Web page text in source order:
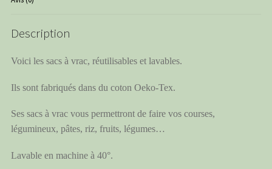
Description
Voici les sacs à vrac, réutilisables et lavables.
Ils sont fabriqués dans du coton Oeko-Tex.
Ses sacs à vrac vous permettront de faire vos courses,
légumineux, pâtes, riz, fruits, légumes…
Lavable en machine à 40°.